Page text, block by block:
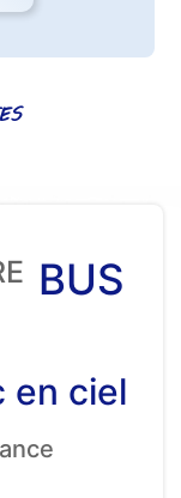
BUS
en ciel